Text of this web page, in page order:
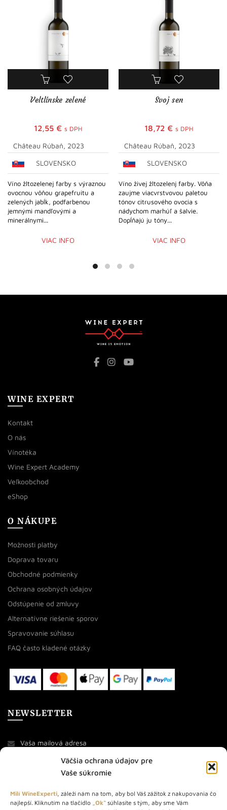
Väčšia ochrana údajov pre
Vaše súkromie
Milí WineExperti, záleží nám na tom, aby bol Váš zážitok z nakupovania čo
najlepší. Kliknutím na tlačidlo „Ok“ súhlasíte s tým, aby sme Vám
Veltlínske zelené
12,55 € s DPH
Château Rúbaň, 2023
SLOVENSKO
Víno žltozelenej farby s výraznou
ovocnou vôňou grapefruitu a
zelených jabĺk, podfarbenou
jemnými mandľovými a
minerálnymi...
VIAC INFO
Svoj sen
18,72 € s DPH
Château Rúbaň, 2023
SLOVENSKO
Víno živej žltozelenj farby. Vôňa
zaujme viacvrstvovou paletou
tónov citrusového ovocia s
nádychom marhúľ a šalvie.
Dopĺňajú ju tóny...
VIAC INFO
WINE EXPERT
Kontakt
O nás
Vínotéka
Wine Expert Academy
Veľkoobchod
eShop
O NÁKUPE
Možnosti platby
Doprava tovaru
Obchodné podmienky
Ochrana osobných údajov
Odstúpenie od zmluvy
Alternatívne riešenie sporov
Spravovanie súhlasu
FAQ často kladené otázky
NEWSLETTER
O NÁS